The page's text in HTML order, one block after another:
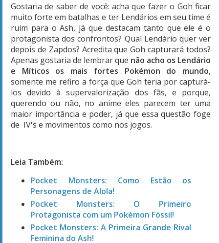
Gostaria de saber de você: acha que fazer o Goh ficar
muito forte em batalhas e ter Lendários em seu time é
ruim para o Ash, já que destacam tanto que ele é o
protagonista dos confrontos? Qual Lendário quer ver
depois de Zapdos? Acredita que Goh capturará todos?
Apenas gostaria de lembrar que não acho os Lendário
e Míticos os mais fortes Pokémon do mundo,
somente me refiro a força que Goh teria por capturá-
los devido à supervalorização dos fãs, e porque,
querendo ou não, no anime eles parecem ter uma
maior importância e poder, já que essa questão foge
de IV's e movimentos como nos jogos.
Leia Também:
Pocket Monsters: Como Estão os
Personagens de Alola!
Pocket Monsters: O Primeiro
Protagonista com um Pokémon Fóssil!
Pocket Monsters: A Primeira Grande Rival
Feminina do Ash!